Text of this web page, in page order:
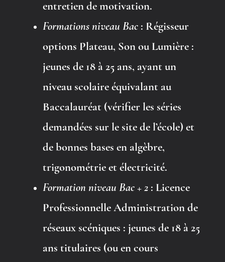
entretien de motivation.
Formations niveau Bac: Régisseur
options Plateau, Son ou Lumière :
jeunes de 18 à 25 ans, ayant un
niveau scolaire équivalant au
Baccalauréat (vérifier les séries
demandées sur le site de l’école) et
de bonnes bases en algèbre,
trigonométrie et électricité.
Formation niveau Bac + 2: Licence
Professionnelle Administration de
réseaux scéniques : jeunes de 18 à 25
ans titulaires (ou en cours